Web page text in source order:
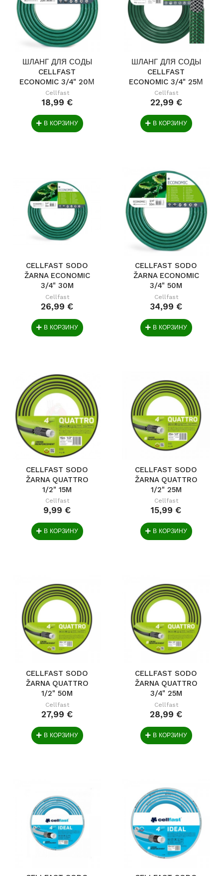
ШЛАНГ ДЛЯ СОДЫ
CELLFAST
ECONOMIC 3/4" 20М
Cellfast
18,99 €
В КОРЗИНУ
ШЛАНГ ДЛЯ СОДЫ
CELLFAST
ECONOMIC 3/4" 25М
Cellfast
22,99 €
В КОРЗИНУ
CELLFAST SODO
ŽARNA ECONOMIC
3/4" 30M
Cellfast
26,99 €
В КОРЗИНУ
CELLFAST SODO
ŽARNA ECONOMIC
3/4" 50M
Cellfast
34,99 €
В КОРЗИНУ
CELLFAST SODO
ŽARNA QUATTRO
1/2" 15M
Cellfast
9,99 €
В КОРЗИНУ
CELLFAST SODO
ŽARNA QUATTRO
1/2" 25M
Cellfast
15,99 €
В КОРЗИНУ
CELLFAST SODO
ŽARNA QUATTRO
1/2" 50M
Cellfast
27,99 €
В КОРЗИНУ
CELLFAST SODO
ŽARNA QUATTRO
3/4" 25M
Cellfast
28,99 €
В КОРЗИНУ